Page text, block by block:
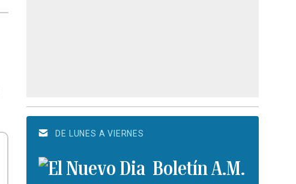
DE LUNES A VIERNES
Boletín A.M.